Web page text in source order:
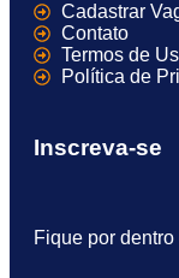
Cadastrar
Contato
Termos de
Política de
Inscreva-se
Fique por